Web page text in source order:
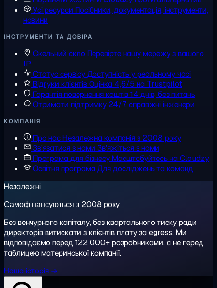
Усі ресурси Посібники, документація, інструменти,
новини
ІНСТРУМЕНТИ ТА ДОВІРА
Скельний скло Перевірте нашу мережу з вашого
IP
Статус сервісуДоступність у реальному часі
Відгуки клієнтівОцінка 4,6/5 на Trustpilot
Гарантія повернення коштів14 днів, без питань
Отримати підтримку 24/7, справжні інженери
КОМПАНІЯ
Про насНезалежна компанія з 2008 року
Зв'язатися з нами Зв'яжіться з нами
Програма для бізнесуМасштабуйтесь на Cloudzy
Освітня програмаДля досліджень та команд
Незалежні
Самофінансуються з 2008 року
Без венчурного капіталу, без квартального тиску ради
директорів витискати з клієнтів плату за egress. Ми
відповідаємо перед 122 000+ розробниками, а не перед
таблицею материнської компанії.
Наша історія →